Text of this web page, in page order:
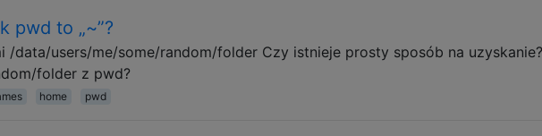
pwd to „~”?
/data/users/me/some/random/folder Czy istnieje prosty sposób na uzyskanie?
folder z pwd?
home pwd